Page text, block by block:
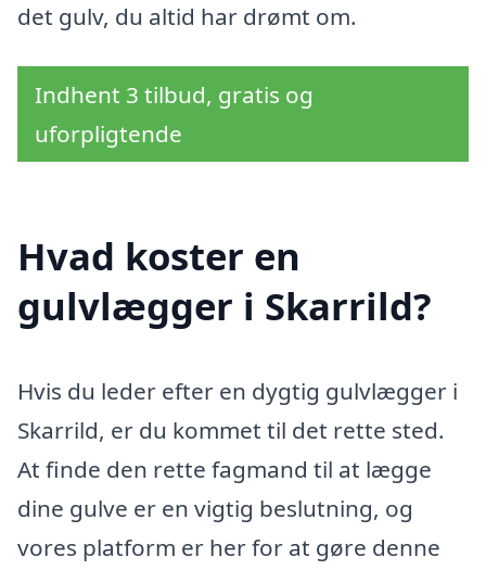
det gulv, du altid har drømt om.
Indhent 3 tilbud, gratis og
uforpligtende
Hvad koster en
gulvlægger i Skarrild?
Hvis du leder efter en dygtig gulvlægger i
Skarrild, er du kommet til det rette sted.
At finde den rette fagmand til at lægge
dine gulve er en vigtig beslutning, og
vores platform er her for at gøre denne